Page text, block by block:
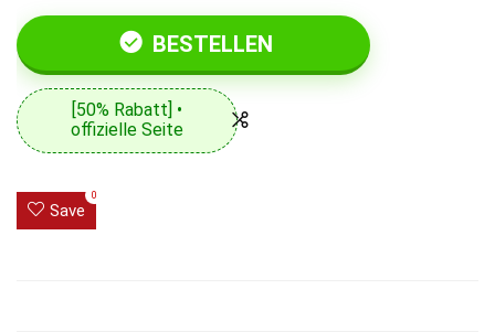
BESTELLEN
[50% Rabatt] •
offizielle Seite
Save
0